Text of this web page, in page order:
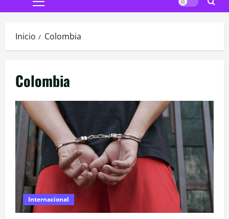
Menú
Inicio Colombia
Colombia
Internacional